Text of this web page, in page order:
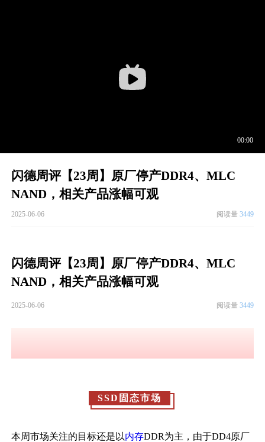
闪德周评【23周】原厂停产DDR4、MLC
NAND，相关产品涨幅可观
2025-06-06 阅读量 3449
闪德周评【23周】原厂停产DDR4、MLC
NAND，相关产品涨幅可观
2025-06-06 阅读量 3449
SSD固态市场
本周市场关注的目标还是以内存DDR为主，由于DD4原厂